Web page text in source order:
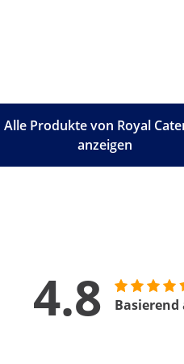
Alle Produkte von Royal
anzeigen
4.8